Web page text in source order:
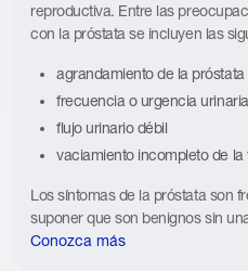
reproductiva. Entre las
con la próstata se incluyen las
agrandamiento de la
frecuencia o urgencia urinaria
flujo urinario débil
vaciamiento incompleto de la
Los síntomas de la próstata son
suponer que son benignos sin
Conozca más